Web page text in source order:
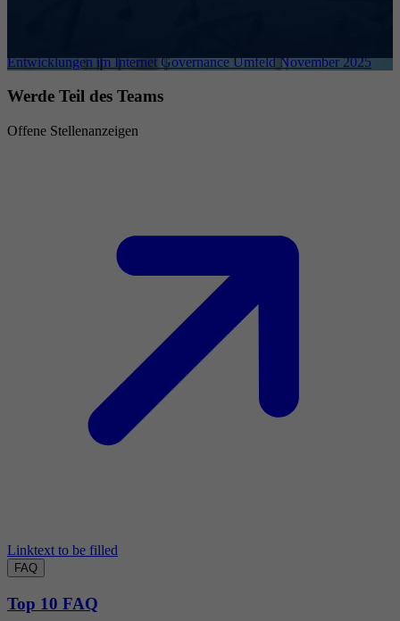
Entwicklungen im Internet Governance Umfeld November 2025
Werde Teil des Teams
Offene Stellenanzeigen
Linktext to be filled
FAQ
Top 10 FAQ